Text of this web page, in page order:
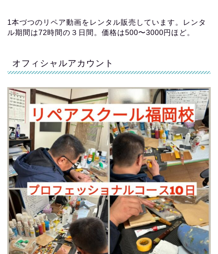
1本づつのリペア動画をレンタル販売しています。レンタ
ル期間は72時間の３日間。価格は500〜3000円ほど。
オフィシャルアカウント